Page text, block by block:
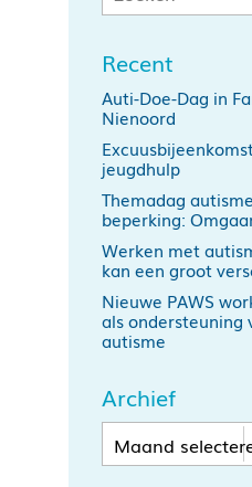
Recent
Auti-Doe-Dag in
Nienoord
jeugdhulp
Themadag
beperking:
Werken met
kan een groot
Nieuwe PAWS
als ondersteuning
autisme
Archief